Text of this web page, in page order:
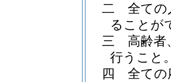
二
全ての
ることが
三
高齢者
行うこと
四
全ての